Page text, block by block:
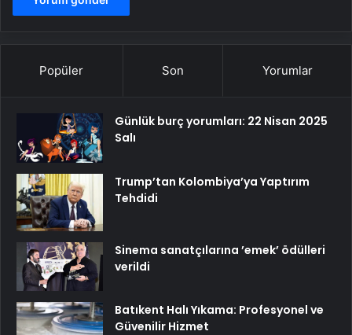
Popüler Son Yorumlar
Günlük burç yorumları: 22 Nisan 2025
Salı
Trump’tan Kolombiya’ya Yaptırım
Tehdidi
Sinema sanatçılarına ’emek’ ödülleri
verildi
Batıkent Halı Yıkama: Profesyonel ve
Güvenilir Hizmet